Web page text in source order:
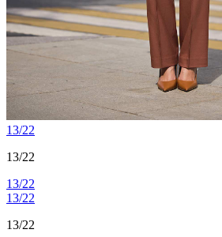
13/22
13/22
13/22
13/22
13/22